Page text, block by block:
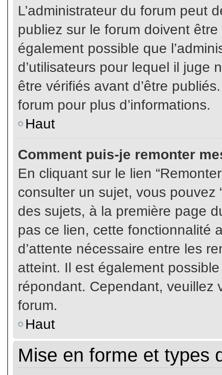
L’administrateur du forum peut
publiez sur le forum doivent
également possible que
d’utilisateurs pour lequel il juge
être vérifiés avant d’être
forum pour plus d’informations.
Haut
Comment puis-je remonter
En cliquant sur le lien
consulter un sujet, vous pouvez
des sujets, à la première page
pas ce lien, cette fonctionnalité
d’attente nécessaire entre les
atteint. Il est également
répondant. Cependant, veuillez
forum.
Haut
Mise en forme et types